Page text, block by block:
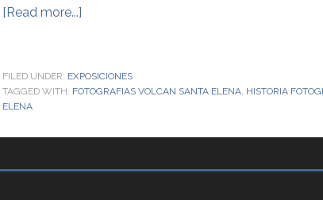
[Read more...]
FILED UNDER: EXPOSICIONES
TAGGED WITH: FOTOGRAFIAS VOLCAN SANTA ELENA, HISTORIA
ELENA